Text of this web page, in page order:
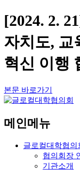
[2024. 2.
자치도, 교
혁신 이행
본문 바로가기
메인메뉴
글로컬대학협의
협의회장
기관소개